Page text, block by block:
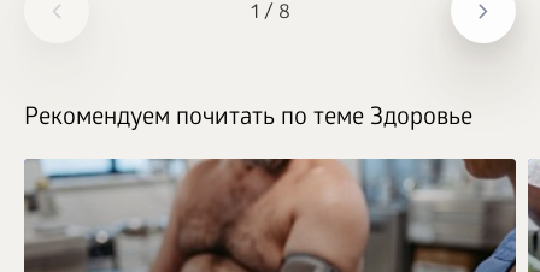
1 / 8
Рекомендуем почитать по теме Здоровье